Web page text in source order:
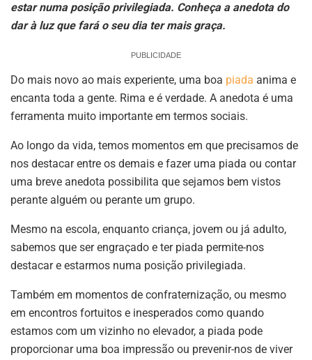
estar numa posição privilegiada. Conheça a anedota do
dar à luz que fará o seu dia ter mais graça.
PUBLICIDADE
Do mais novo ao mais experiente, uma boa piada anima e
encanta toda a gente. Rima e é verdade. A anedota é uma
ferramenta muito importante em termos sociais.
Ao longo da vida, temos momentos em que precisamos de
nos destacar entre os demais e fazer uma piada ou contar
uma breve anedota possibilita que sejamos bem vistos
perante alguém ou perante um grupo.
Mesmo na escola, enquanto criança, jovem ou já adulto,
sabemos que ser engraçado e ter piada permite-nos
destacar e estarmos numa posição privilegiada.
Também em momentos de confraternização, ou mesmo
em encontros fortuitos e inesperados como quando
estamos com um vizinho no elevador, a piada pode
proporcionar uma boa impressão ou prevenir-nos de viver